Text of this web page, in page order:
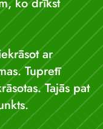
ar
Tupretī
Tajās pat